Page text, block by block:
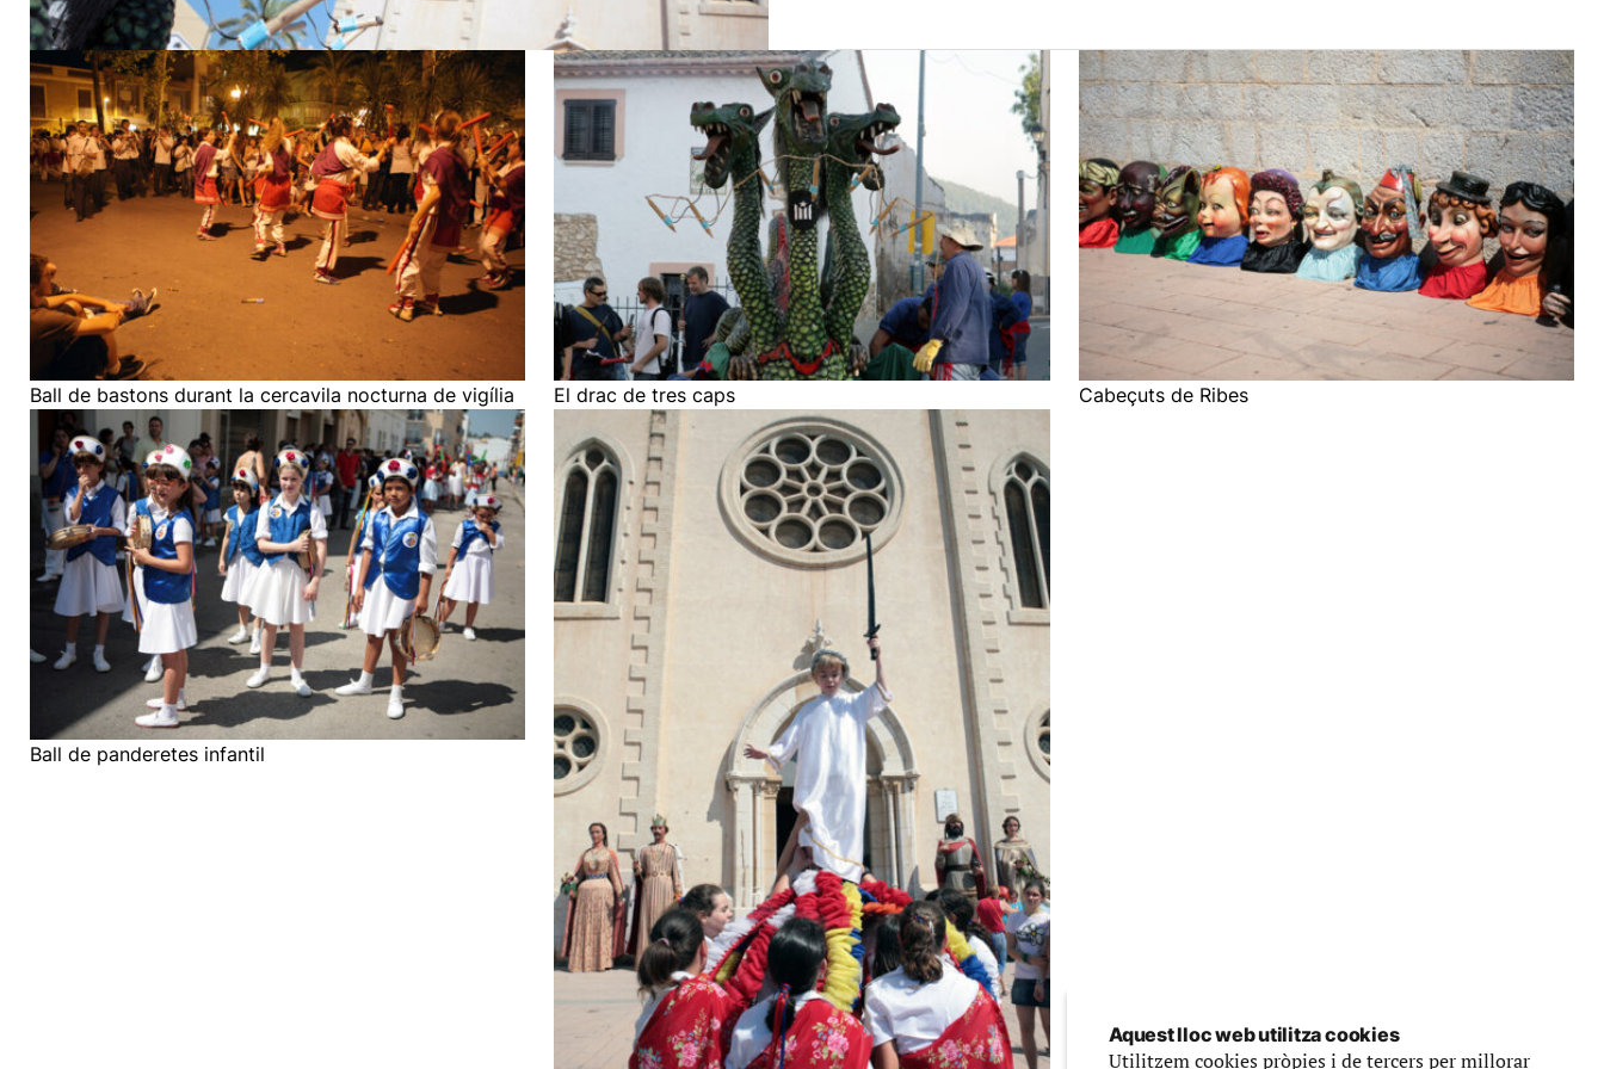
Ball de bastons durant la cercavila nocturna de vigília El drac de tres caps Cabeçuts de Ribes
Ball de panderetes infantil
Aquest lloc web utilitza cookies
Utilitzem cookies pròpies i de tercers per millorar